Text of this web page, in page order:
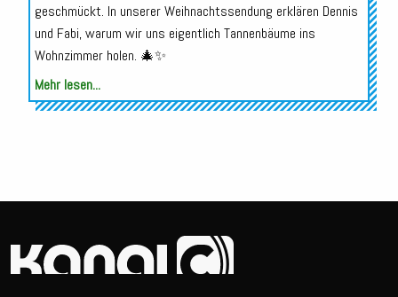
geschmückt. In unserer Weihnachtssendung erklären Dennis
und Fabi, warum wir uns eigentlich Tannenbäume ins
Wohnzimmer holen. 🎄✨
Mehr lesen...